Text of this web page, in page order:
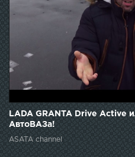
LADA GRANTA Drive Active
АвтоВАЗа!
ASATA channel